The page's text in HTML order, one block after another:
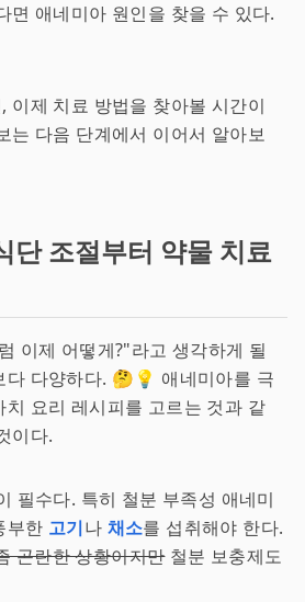
면 애네미아 원인을 찾을 수 있다.
이제 치료 방법을 찾아볼 시간이
는 다음 단계에서 이어서 알아보
단 조절부터 약물 치료
이제 어떻게?"라고 생각하게 될
다 다양하다. 🤔💡 애네미아를 극
요리 레시피를 고르는 것과 같
이다.
필수다. 특히 철분 부족성 애네미
부한 고기나 채소를 섭취해야 한다.
곤란한 상황이지만철분 보충제도